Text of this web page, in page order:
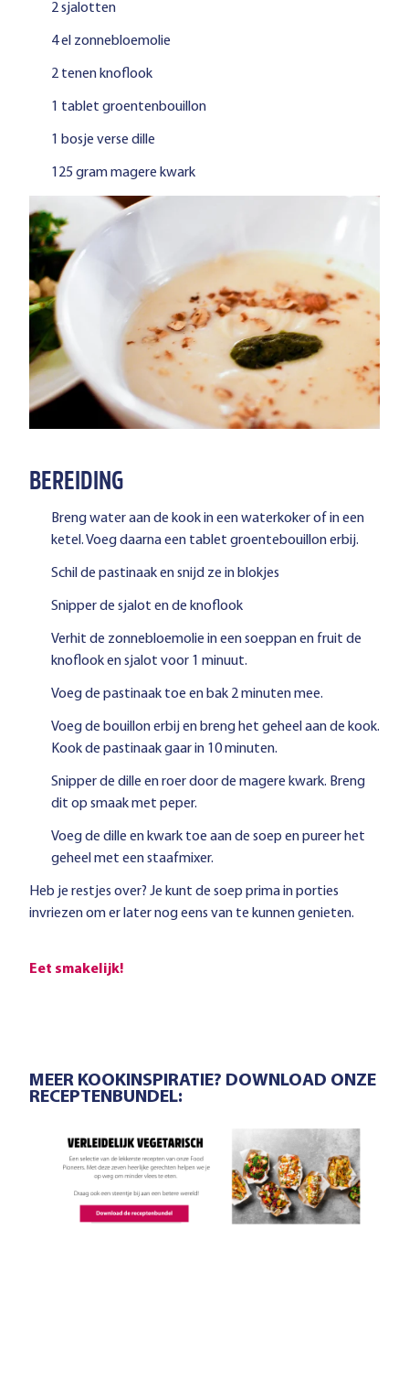
2 sjalotten
4 el zonnebloemolie
2 tenen knoflook
1 tablet groentenbouillon
1 bosje verse dille
125 gram magere kwark
BEREIDING
Breng water aan de kook in een waterkoker of in een
ketel. Voeg daarna een tablet groentebouillon erbij.
Schil de pastinaak en snijd ze in blokjes
Snipper de sjalot en de knoflook
Verhit de zonnebloemolie in een soeppan en fruit de
knoflook en sjalot voor 1 minuut.
Voeg de pastinaak toe en bak 2 minuten mee.
Voeg de bouillon erbij en breng het geheel aan de kook.
Kook de pastinaak gaar in 10 minuten.
Snipper de dille en roer door de magere kwark. Breng
dit op smaak met peper.
Voeg de dille en kwark toe aan de soep en pureer het
geheel met een staafmixer.
Heb je restjes over? Je kunt de soep prima in porties
invriezen om er later nog eens van te kunnen genieten.
Eet smakelijk!
MEER KOOKINSPIRATIE? DOWNLOAD ONZE
RECEPTENBUNDEL: